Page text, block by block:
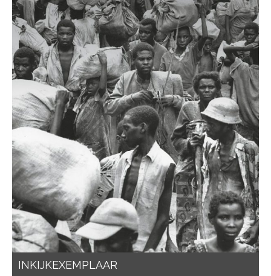
INKIJKEXEMPLAAR